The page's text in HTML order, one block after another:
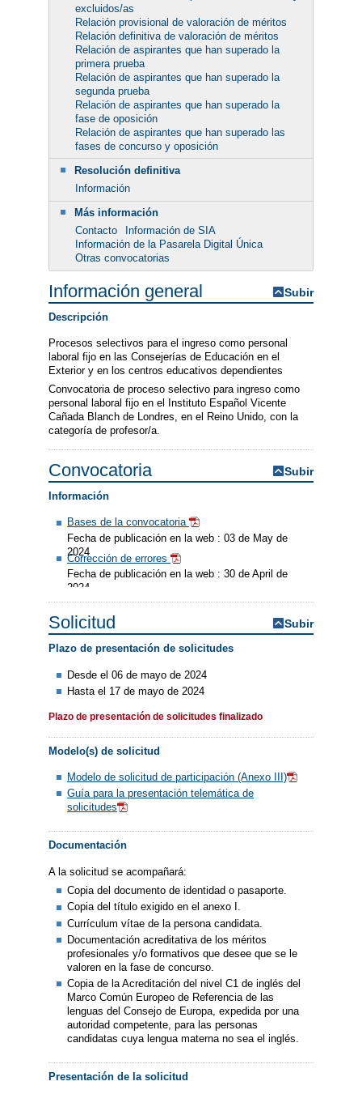
excluidos/as
Relación provisional de valoración de méritos
Relación definitiva de valoración de méritos
Relación de aspirantes que han superado la
primera prueba
Relación de aspirantes que han superado la
segunda prueba
Relación de aspirantes que han superado la
fase de oposición
Relación de aspirantes que han superado las
fases de concurso y oposición
Resolución definitiva
Información
Más información
Contacto
Información de SIA
Información de la Pasarela Digital Única
Otras convocatorias
Información general Subir
Descripción
Procesos selectivos para el ingreso como personal
laboral fijo en las Consejerías de Educación en el
Exterior y en los centros educativos dependientes
Convocatoria de proceso selectivo para ingreso como
personal laboral fijo en el Instituto Español Vicente
Cañada Blanch de Londres, en el Reino Unido, con la
categoría de profesor/a.
Convocatoria Subir
Información
Bases de la convocatoria
Fecha de publicación en la web : 03 de May de
2024
Corrección de errores
Fecha de publicación en la web : 30 de April de
2024
Solicitud Subir
Plazo de presentación de solicitudes
Desde el 06 de mayo de 2024
Hasta el 17 de mayo de 2024
Plazo de presentación de solicitudes finalizado
Modelo(s) de solicitud
Modelo de solicitud de participación (Anexo III)
Guía para la presentación telemática de
solicitudes
Documentación
A la solicitud se acompañará:
Copia del documento de identidad o pasaporte.
Copia del título exigido en el anexo I.
Currículum vítae de la persona candidata.
Documentación acreditativa de los méritos
profesionales y/o formativos que desee que se le
valoren en la fase de concurso.
Copia de la Acreditación del nivel C1 de inglés del
Marco Común Europeo de Referencia de las
lenguas del Consejo de Europa, expedida por una
autoridad competente, para las personas
candidatas cuya lengua materna no sea el inglés.
Presentación de la solicitud